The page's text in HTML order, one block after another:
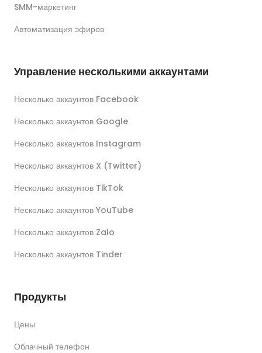
SMM-маркетинг
Автоматизация эфиров
Управление несколькими аккаунтами
Несколько аккаунтов Facebook
Несколько аккаунтов Google
Несколько аккаунтов Instagram
Несколько аккаунтов X (Twitter)
Несколько аккаунтов TikTok
Несколько аккаунтов YouTube
Несколько аккаунтов Zalo
Несколько аккаунтов Tinder
Продукты
Цены
Облачный телефон